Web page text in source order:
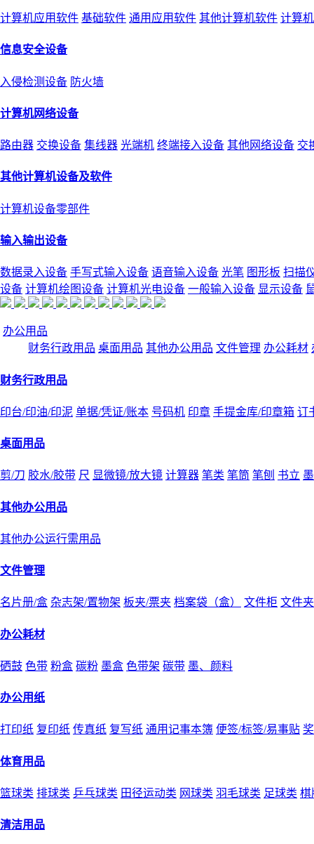
计算机应用软件 基础软件 通用应用软件 其他计算机软件 计算
信息安全设备
入侵检测设备 防火墙
计算机网络设备
路由器 交换设备 集线器 光端机 终端接入设备 其他网络设备 交
其他计算机设备及软件
计算机设备零部件
输入输出设备
数据录入设备 手写式输入设备 语音输入设备 光笔 图形板 扫描
设备 计算机绘图设备 计算机光电设备 一般输入设备 显示设备
办公用品
财务行政用品 桌面用品 其他办公用品 文件管理 办公耗材
财务行政用品
印台/印油/印泥 单据/凭证/账本 号码机 印章 手提金库/印章箱 订
桌面用品
剪/刀 胶水/胶带 尺 显微镜/放大镜 计算器 笔类 笔筒 笔刨 书立
其他办公用品
其他办公运行需用品
文件管理
名片册/盒 杂志架/置物架 板夹/票夹 档案袋（盒） 文件柜 文件
办公耗材
硒鼓 色带 粉盒 碳粉 墨盒 色带架 碳带 墨、颜料
办公用纸
打印纸 复印纸 传真纸 复写纸 通用记事本簿 便签/标签/易事贴
体育用品
篮球类 排球类 乒乓球类 田径运动类 网球类 羽毛球类 足球类 棋
清洁用品